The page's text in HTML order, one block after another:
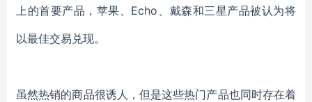
上的首要产品，苹果、Echo、戴森和三星产品被认为将
以最佳交易兑现。
虽然热销的商品很诱人，但是这些热门产品也同时存在着